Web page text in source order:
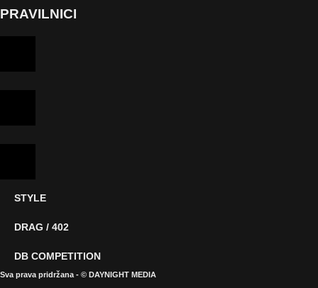
PRAVILNICI
STYLE
DRAG / 402
DB COMPETITION
Sva prava pridržana - © DAYNIGHT MEDIA